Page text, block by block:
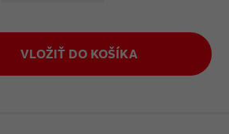
VLOŽIŤ DO KOŠÍKA